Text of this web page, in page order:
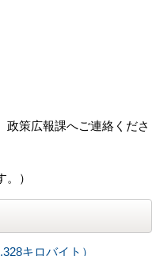
政策広報課へご連絡くださ
）
キロバイト）